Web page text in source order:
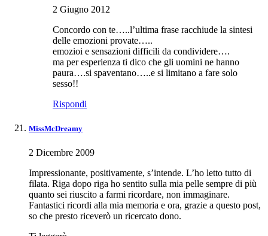
2 Giugno 2012
Concordo con te…..l’ultima frase racchiude la sintesi
delle emozioni provate…..
emozioi e sensazioni difficili da condividere….
ma per esperienza ti dico che gli uomini ne hanno
paura….si spaventano…..e si limitano a fare solo
sesso!!
Rispondi
MissMcDreamy
2 Dicembre 2009
Impressionante, positivamente, s’intende. L’ho letto tutto di
filata. Riga dopo riga ho sentito sulla mia pelle sempre di più
quanto sei riuscito a farmi ricordare, non immaginare.
Fantastici ricordi alla mia memoria e ora, grazie a questo post,
so che presto riceverò un ricercato dono.